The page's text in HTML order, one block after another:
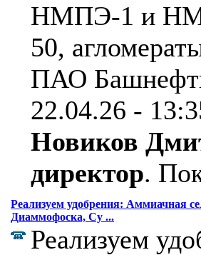
НМПЭ-1 и
50,
ПАО
22.04.26 -
Новиков
директор.
Реализуем удобрения: Аммиачная
Диаммофоска, Су ...
Реализуем